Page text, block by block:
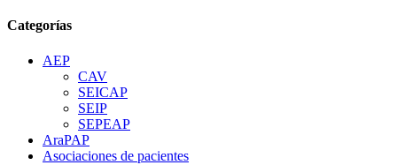
Categorías
AEP
CAV
SEICAP
SEIP
SEPEAP
AraPAP
Asociaciones de pacientes